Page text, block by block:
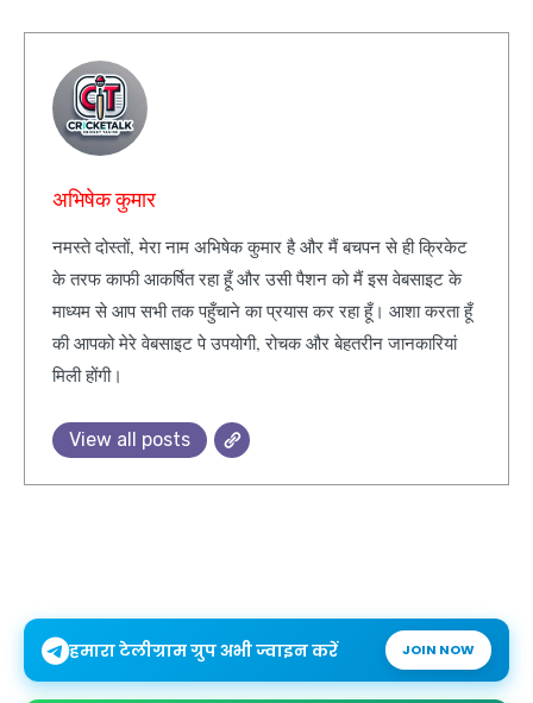
अभिषेक कुमार
नमस्ते दोस्तों, मेरा नाम अभिषेक कुमार है और मैं बचपन से ही क्रिकेट
के तरफ काफी आकर्षित रहा हूँ और उसी पैशन को मैं इस वेबसाइट के
माध्यम से आप सभी तक पहुँचाने का प्रयास कर रहा हूँ। आशा करता हूँ
की आपको मेरे वेबसाइट पे उपयोगी, रोचक और बेहतरीन जानकारियां
मिली होंगी।
View all posts
हमारा टेलीग्राम ग्रुप अभी ज्वाइन करें JOIN NOW